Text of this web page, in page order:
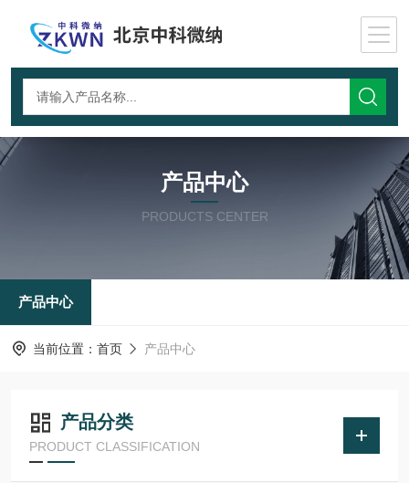
产品中心
PRODUCTS CENTER
产品中心
当前位置： 首页 产品中心
产品分类
PRODUCT CLASSIFICATION